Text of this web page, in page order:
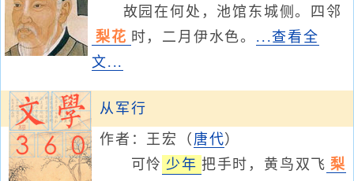
故园在何处，池馆东城侧。四邻
梨花 时，二月伊水色。 ...查看全
文...
从军行
作者： 王宏 （ 唐代）
可怜 少年 把手时，黄鸟双飞 梨